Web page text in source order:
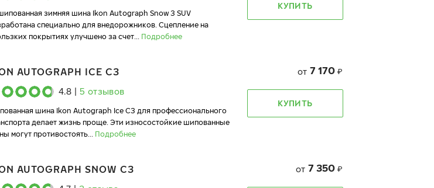
зимняя шина Ikon Autograph Snow 3 SUV
специально для внедорожников. Сцепление на
покрытиях улучшено за счет... Подробнее
КУПИТЬ
AUTOGRAPH ICE C3
4.8 5 отзывов
шина Ikon Autograph Ice C3 для профессионального
делает жизнь проще. Эти износостойкие шипованные
могут противостоять... Подробнее
от 7 170 ₽
КУПИТЬ
AUTOGRAPH SNOW C3 от 7 350 ₽